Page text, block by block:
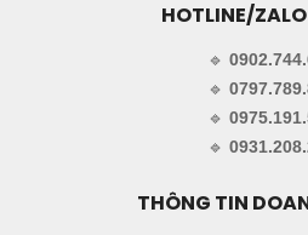
HOTLINE/
🔹
🔹
🔹
🔹
THÔNG TIN